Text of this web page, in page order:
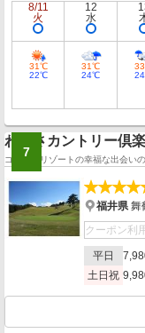
8/11
火
31℃
22℃
12
水
31℃
24℃
7
わかさカントリー倶
ゴルフとリゾートの幸福な出会い
福井県舞
クーポン利
平日
土日祝